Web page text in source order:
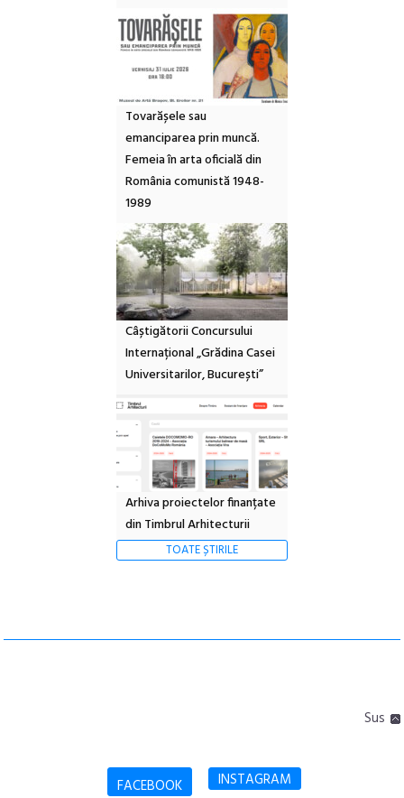
Tovarășele sau
emanciparea prin muncă.
Femeia în arta oficială din
România comunistă 1948-
1989
Câștigătorii Concursului
Internațional „Grădina Casei
Universitarilor, București”
Arhiva proiectelor finanțate
din Timbrul Arhitecturii
TOATE ȘTIRILE
Sus
FACEBOOK INSTAGRAM